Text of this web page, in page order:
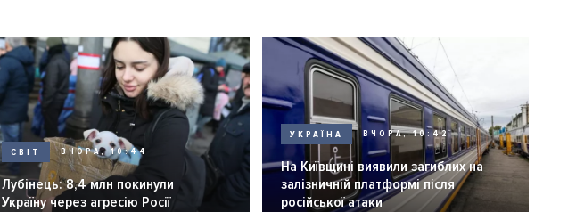
СВІТ ВЧОРА, 10:44
Лубінець: 8,4 млн покинули
Україну через агресію Росії
УКРАЇНА ВЧОРА, 10:42
На Київщині виявили загиблих на
залізничній платформі після
російської атаки